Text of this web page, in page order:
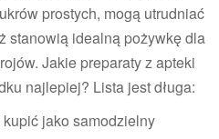
prostych, mogą utrudniać
stanowią idealną pożywkę dla
Jakie preparaty z apteki
najlepiej? Lista jest długa:
jako samodzielny